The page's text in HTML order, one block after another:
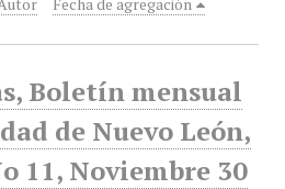
Boletín mensual
de Nuevo León,
11, Noviembre 30